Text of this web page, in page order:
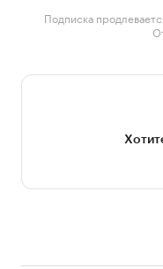
Подписка